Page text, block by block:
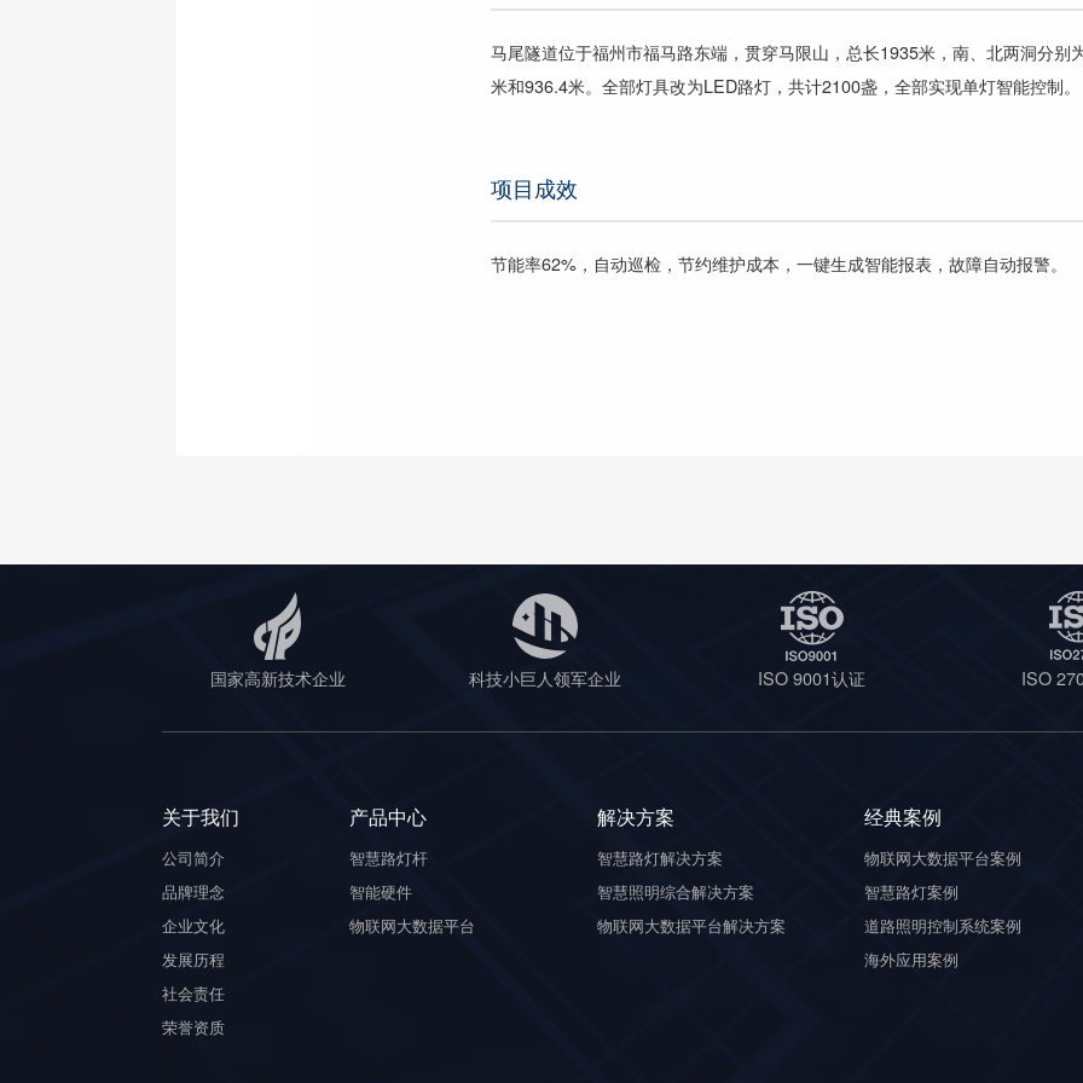
马尾隧道位于福州市福马路东端，贯穿马限山，总长1935米，南、北两洞分别
米和936.4米。全部灯具改为LED路灯，共计2100盏，全部实现单灯智能控制。
项目成效
节能率62%，自动巡检，节约维护成本，一键生成智能报表，故障自动报警。
国家高新技术企业 科技小巨人领军企业 ISO 9001认证 ISO
关于我们
公司简介
品牌理念
企业文化
发展历程
社会责任
荣誉资质
产品中心
智慧路灯杆
智能硬件
物联网大数据平台
解决方案
智慧路灯解决方案
智慧照明综合解决方案
物联网大数据平台解决方案
经典案例
物联网大数据平台案例
智慧路灯案例
道路照明控制系统案例
海外应用案例